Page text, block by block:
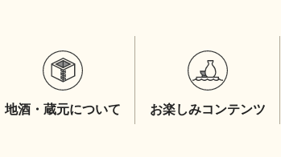
地酒・蔵元について お楽しみコンテンツ